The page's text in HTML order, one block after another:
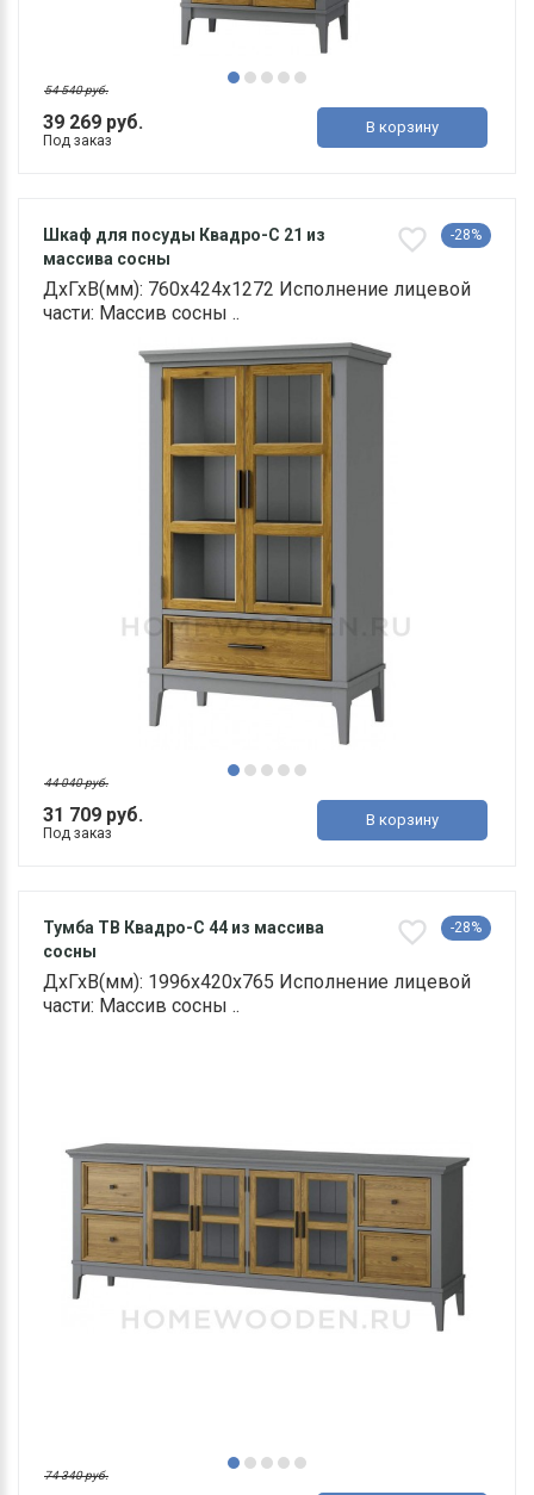
39 269 руб.
54 540 руб.
Под заказ
В корзину
Шкаф для посуды Квадро-С 21 из
массива сосны
-28%
ДхГхВ(мм): 760х424х1272 Исполнение лицевой
части: Массив сосны ..
31 709 руб.
44 040 руб.
Под заказ
В корзину
Тумба ТВ Квадро-С 44 из массива
сосны
-28%
ДхГхВ(мм): 1996х420х765 Исполнение лицевой
части: Массив сосны ..
74 340 руб.